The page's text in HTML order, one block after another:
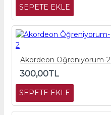
SEPETE EKLE
Akordeon Öğreniyorum-2
300,00TL
SEPETE EKLE